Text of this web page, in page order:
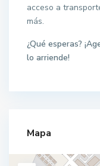
acceso a
más.
¿Qué esperas?
lo arriende!
Mapa